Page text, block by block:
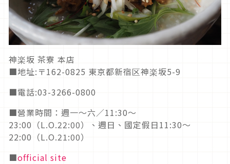
神楽坂 茶寮 本店
■地址:〒162-0825 東京都新宿区神楽坂5-9
■電話:03-3266-0800
■營業時間：週一～六／11:30～
23:00（L.O.22:00）、週日、國定假日11:30～
22:00（L.O.21:00）
■official site